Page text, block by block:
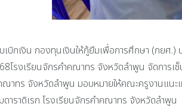
บิกเงิน กองทุนเงินให้กู้ยืมเพื่อการศึกษา (กยศ.)
รงเรียนจักรคำคณาทร จังหวัดลำพูน จัดการเ
ณาทร จังหวัดลำพูน มอบหมายให้คณะครูงานแ
าราดิเรก โรงเรียนจักรคำคณาทร จังหวัดลำพูน